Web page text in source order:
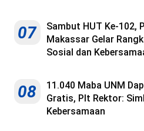
07
Sambut HUT Ke-102,
Makassar Gelar
Sosial dan
08
11.040 Maba UNM
Gratis, Plt Rektor:
Kebersamaan